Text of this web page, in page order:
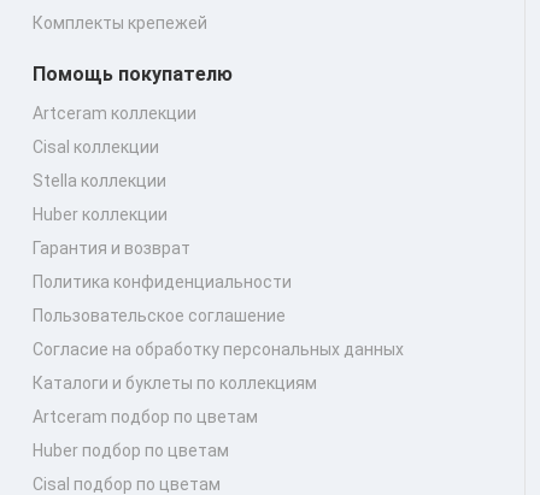
Комплекты крепежей
Помощь покупателю
Artceram коллекции
Cisal коллекции
Stella коллекции
Huber коллекции
Гарантия и возврат
Политика конфиденциальности
Пользовательское соглашение
Согласие на обработку персональных данных
Каталоги и буклеты по коллекциям
Artceram подбор по цветам
Huber подбор по цветам
Cisal подбор по цветам